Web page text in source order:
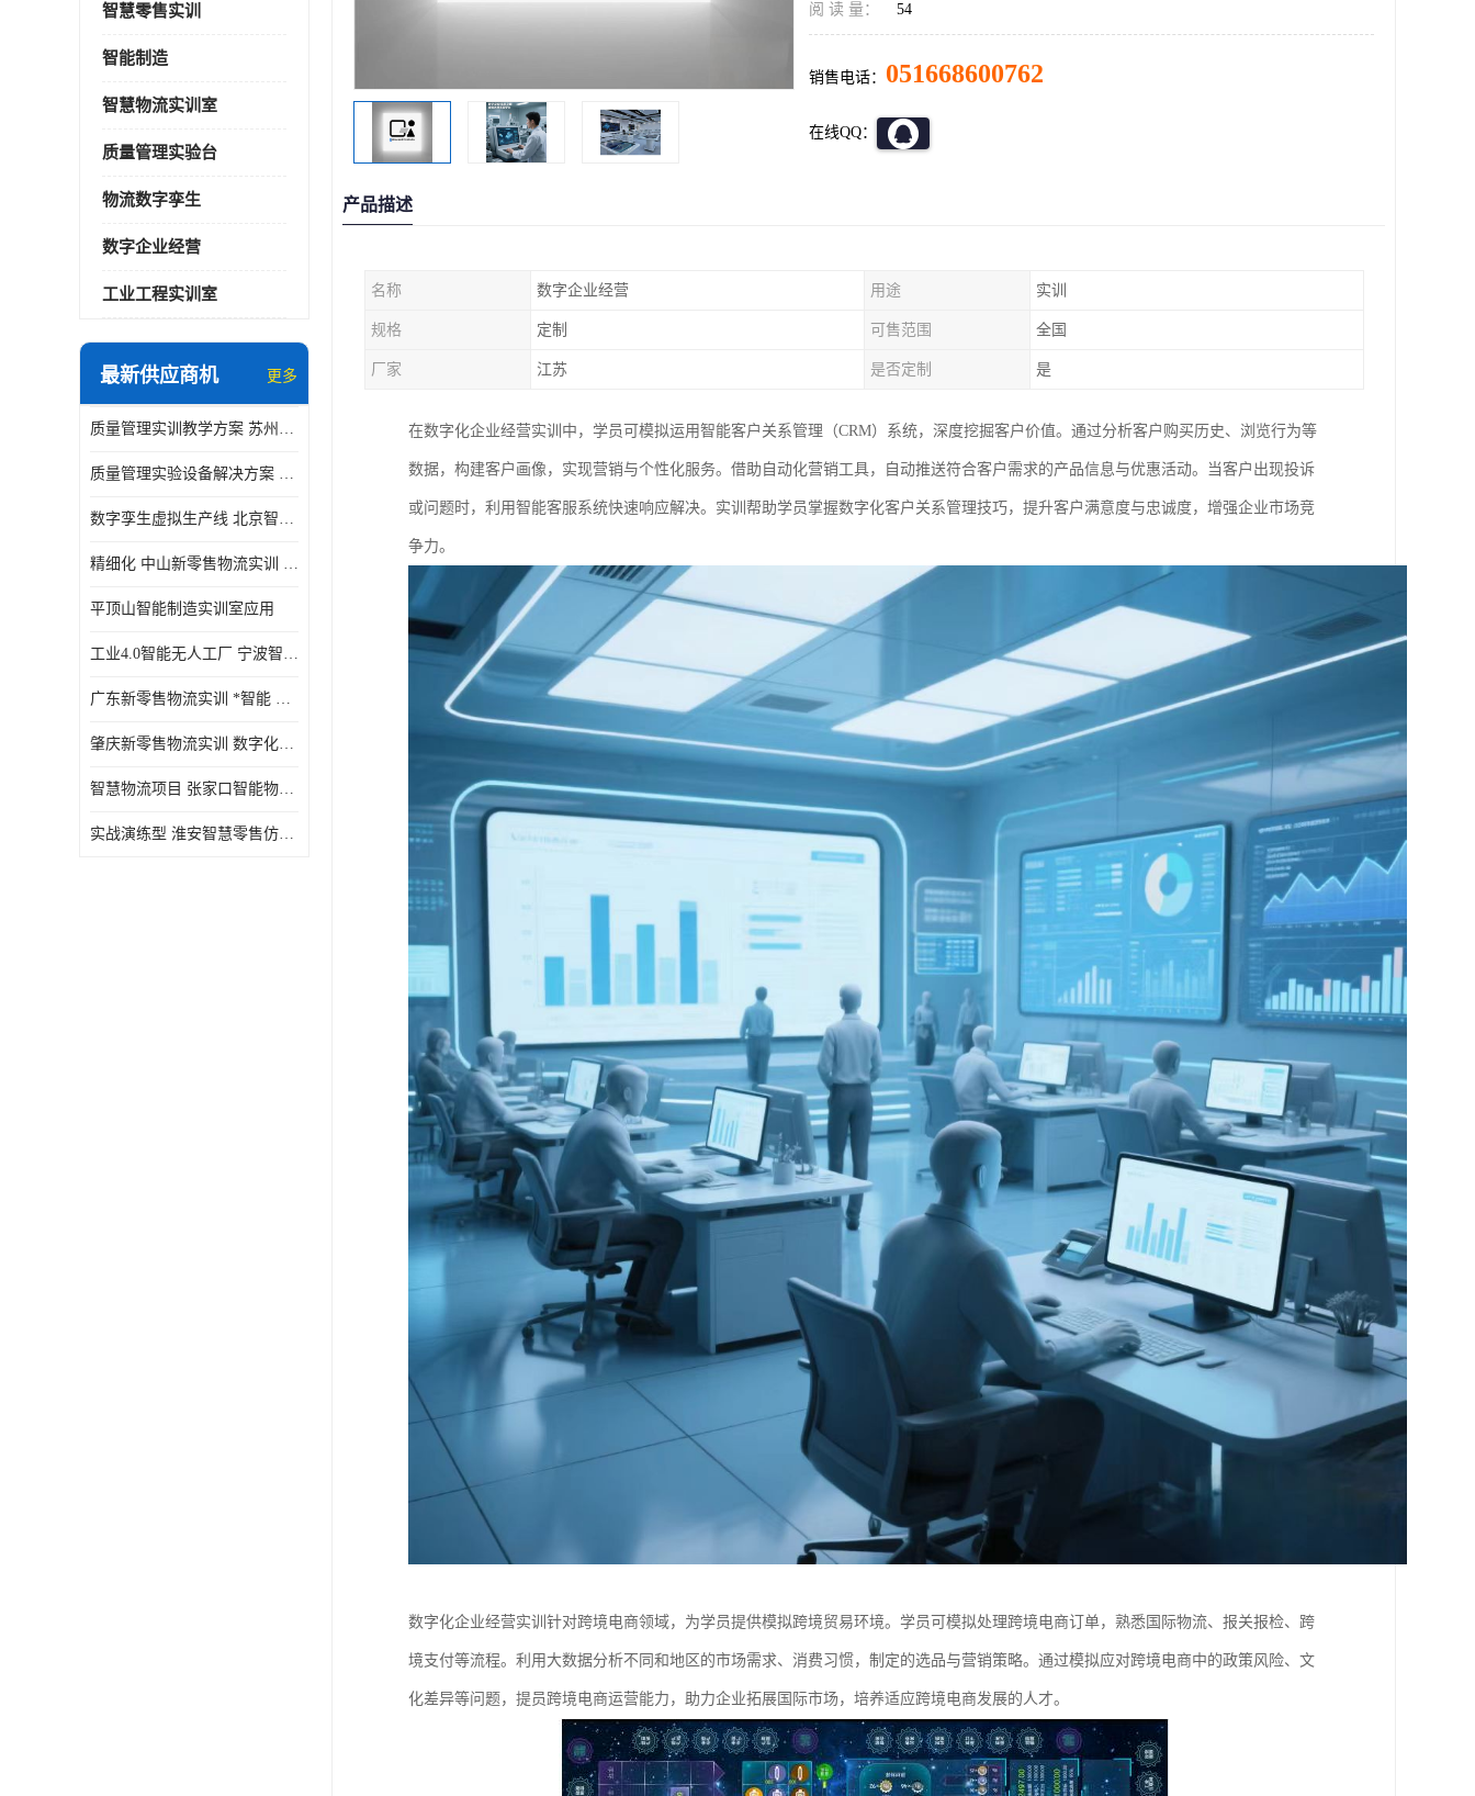
智慧零售实训
智能制造
智慧物流实训室
质量管理实验台
物流数字孪生
数字企业经营
工业工程实训室
最新供应商机 更多
质量管理实训教学方案 苏州质量管理实训 _京创智业
质量管理实验设备解决方案 徐州质量管理实训 _京创智业
数字孪生虚拟生产线 北京智能制造仿真应用
精细化 中山新零售物流实训 数字化赋能
平顶山智能制造实训室应用
工业4.0智能无人工厂 宁波智能制造仿真项目
广东新零售物流实训 *智能 实战演练型
肇庆新零售物流实训 数字化赋能 创新实践
智慧物流项目 张家口智能物流装备
实战演练型 淮安智慧零售仿真实训 实战沉浸式
阅 读 量： 54
销售电话： 051668600762
在线QQ：
产品描述
名称 数字企业经营 用途 实训
规格 定制 可售范围 全国
厂家 江苏 是否定制 是
在数字化企业经营实训中，学员可模拟运用智能客户关系管理（CRM）系统，深度挖掘客户价值。通过分析客户购买历史、浏览行为等
数据，构建客户画像，实现营销与个性化服务。借助自动化营销工具，自动推送符合客户需求的产品信息与优惠活动。当客户出现投诉
或问题时，利用智能客服系统快速响应解决。实训帮助学员掌握数字化客户关系管理技巧，提升客户满意度与忠诚度，增强企业市场竞
争力。​
数字化企业经营实训针对跨境电商领域，为学员提供模拟跨境贸易环境。学员可模拟处理跨境电商订单，熟悉国际物流、报关报检、跨
境支付等流程。利用大数据分析不同和地区的市场需求、消费习惯，制定的选品与营销策略。通过模拟应对跨境电商中的政策风险、文
化差异等问题，提员跨境电商运营能力，助力企业拓展国际市场，培养适应跨境电商发展的人才。​